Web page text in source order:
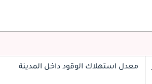
معدل استهلاك الوقود داخل المدينة